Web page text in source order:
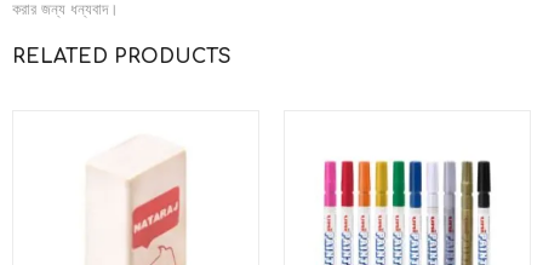
করার জন্য ধন্যবাদ।
RELATED PRODUCTS